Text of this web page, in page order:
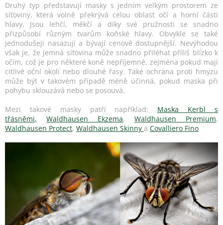
Druhý typ představují masky s jedním velkým prostorem ze
síťoviny, která volně překrývá celou oblast očí a horní části
hlavy. Jsou lehčí, měkčí a díky své pružnosti se snadno
přizpůsobí různým tvarům koňské hlavy. Obvykle se také
jednodušeji nasazují a bývají cenově dostupnější. Nevýhodou
však je, že jemná síťovina může snadno přiléhat příliš blízko k
očím, což je pro některé koně nepříjemné, zejména pokud mají
citlivé oční okolí nebo dlouhé řasy. Také ochrana proti hmyzu
může být v takovém případě méně účinná, pokud maska při
pohybu sklouzává nebo se posouvá.
Mezi takové masky patří například: Maska Kerbl s
třásněmi, Waldhausen Ekzema, Waldhausen Premium,
Waldhausen Protect, Waldhausen Skinny a Covalliero Fino